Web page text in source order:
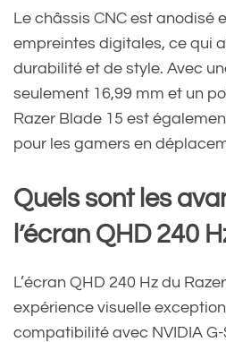
Le châssis CNC est anodisé
empreintes digitales, ce qui
durabilité et de style. Avec
seulement 16,99 mm et un
Razer Blade 15 est
pour les gamers en
Quels sont les
l’écran QHD 240
L’écran QHD 240 Hz du
expérience visuelle
compatibilité avec NVIDIA G-